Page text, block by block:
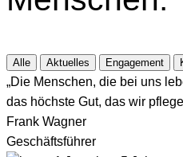
Alle Aktuelles Engagement
„Die Menschen, die bei uns
das höchste Gut, das wir
Frank Wagner
Geschäftsführer